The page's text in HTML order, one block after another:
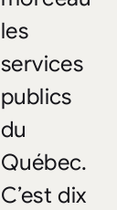
les
services
publics
du
Québec.
C’est dix